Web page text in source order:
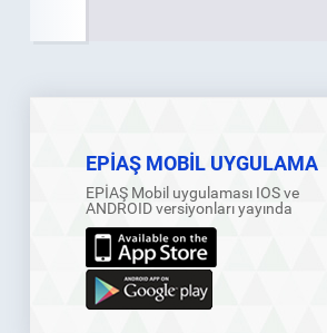
EPİAŞ MOBİL UYGULAMA
EPİAŞ Mobil uygulaması IOS ve
ANDROID versiyonları yayında